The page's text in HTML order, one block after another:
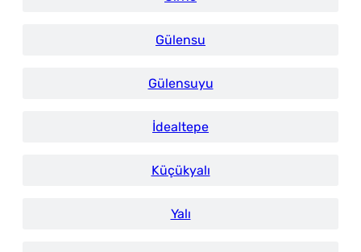
Gülensu
Gülensuyu
İdealtepe
Küçükyalı
Yalı